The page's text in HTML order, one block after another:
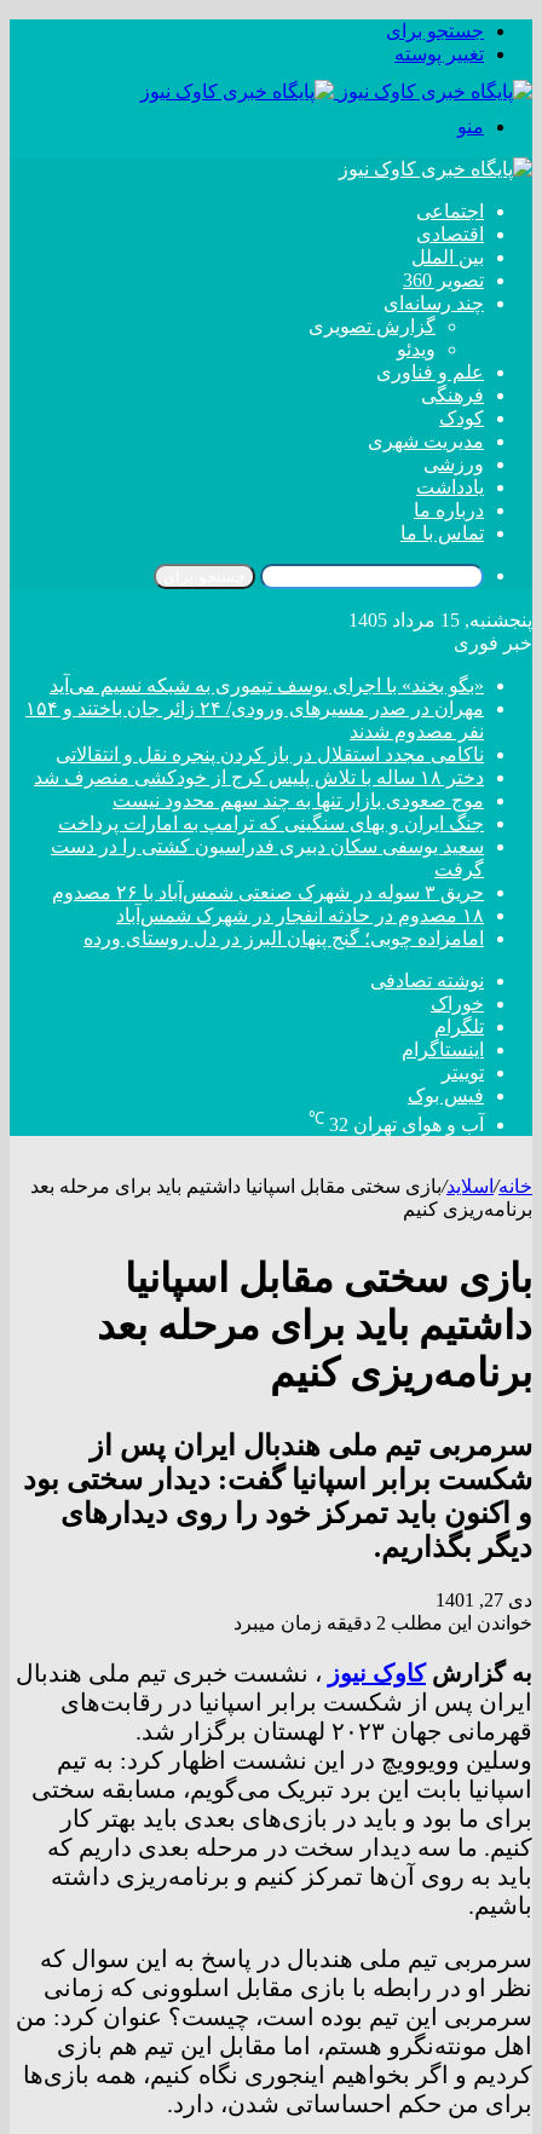
جستجو برای
تغییر پوسته
منو
اجتماعی
اقتصادی
بین الملل
تصویر 360
چند رسانه‌ای
گزارش تصویری
ویدئو
علم و فناوری
فرهنگی
کودک
مدیریت شهری
ورزشی
یادداشت
درباره ما
تماس با ما
پنجشنبه, 15 مرداد 1405
خبر فوری
«بگو بخند» با اجرای یوسف تیموری به شبکه نسیم می‌آید
مهران در صدر مسیر‌های ورودی/ ۲۴ زائر جان باختند و ۱۵۴
نفر مصدوم شدند
ناکامی مجدد استقلال در باز کردن پنجره نقل و انتقالاتی
دختر ‌۱۸‌ ‌ساله‌ با تلاش پلیس کرج از خودکشی منصرف شد
موج صعودی بازار تنها به چند سهم محدود نیست
جنگ ایران و بهای سنگینی که ترامپ به امارات پرداخت
سعید یوسفی سکان دبیری فدراسیون کشتی را در دست
گرفت
حریق ۳ سوله در شهرک صنعتی شمس‌آباد با ۲۶ مصدوم
۱۸ مصدوم در حادثه انفجار در شهرک شمس‌آباد
امامزاده چوبی؛ گنج پنهان البرز در دل روستای ورده
نوشته تصادفی
خوراک
تلگرام
اینستاگرام
توییتر
فیس بوک
آب و هوای تهران 32
℃
خانه/ اسلاید/بازی سختی مقابل اسپانیا داشتیم باید برای مرحله بعد
برنامه‌ریزی کنیم
بازی سختی مقابل اسپانیا
داشتیم باید برای مرحله بعد
برنامه‌ریزی کنیم
سرمربی تیم ملی هندبال ایران پس از
شکست برابر اسپانیا گفت: دیدار سختی بود
و اکنون باید تمرکز خود را روی دیدارهای
دیگر بگذاریم.
دی 27, 1401
خواندن این مطلب 2 دقیقه زمان میبرد
به گزارشکاوک نیوز ، نشست خبری تیم ملی هندبال
ایران پس از شکست برابر اسپانیا در رقابت‌های
قهرمانی جهان ۲۰۲۳ لهستان برگزار شد.
وسلین وویوویچ در این نشست اظهار کرد: به تیم
اسپانیا بابت این برد تبریک می‌گویم، مسابقه سختی
برای ما بود و باید در بازی‌های بعدی باید بهتر کار
کنیم. ما سه دیدار سخت در مرحله بعدی داریم که
باید به روی آن‌ها تمرکز کنیم و برنامه‌ریزی داشته
باشیم.
سرمربی تیم ملی هندبال در پاسخ به این سوال که
نظر او در رابطه با بازی مقابل اسلوونی که زمانی
سرمربی این تیم بوده است، چیست؟ عنوان کرد: من
اهل مونته‌نگرو هستم، اما مقابل این تیم هم بازی
کردیم و اگر بخواهیم اینجوری نگاه کنیم، همه بازی‌ها
برای من حکم احساساتی شدن، دارد.